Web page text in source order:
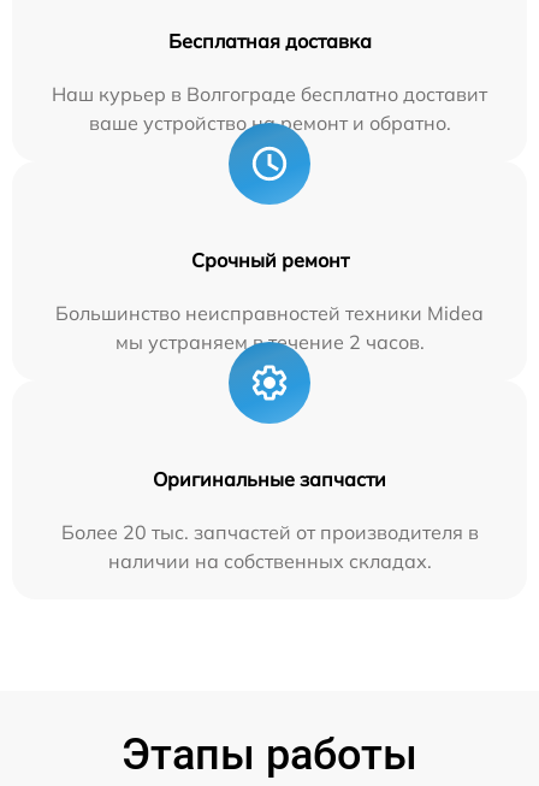
Бесплатная доставка
Наш курьер в Волгограде бесплатно доставит
ваше устройство на ремонт и обратно.
Срочный ремонт
Большинство неисправностей техники Midea
мы устраняем в течение 2 часов.
Оригинальные запчасти
Более 20 тыс. запчастей от производителя в
наличии на собственных складах.
Этапы работы